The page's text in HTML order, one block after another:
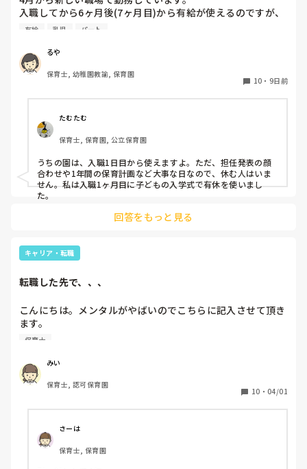
入職してから6ヶ月後(7ヶ月目)から有給が使えるのですが、
今4ヶ月。
今までは4ヶ月目から使えていたような？
皆さんのところは新しい職員はいつから有給が使用出来ます
か？
有給 乳児 パート
るや
保育士, 幼稚園教諭, 保育園
10 ・ 9日前
たむたむ
保育士, 保育園, 公立保育園
うちの園は、入職1日目から使えますよ。ただ、担任発表の顔
合わせや1年間の保育計画など大事な日なので、休む人はいま
せん。私は入職1ヶ月目に子どもの入学式で有休を使いまし
た。
回答をもっと見る
キャリア・転職
転職した先で、、、
こんにちは。メンタルがやばいのでこちらに記入させて頂き
ます。
保育士として12名定員の小規模で働いていたのですが、入籍
いと思い、他の保育園で派遣社員として働くことになりまし
た。
今日がその1日目だったのですが、正直色々なギャップや、
帰ってメンタルが崩れてしまい、涙が止まらない状態です。
もともと不安症みたいなのもあるのですが、
どうして良いか分からず悩んでいます。
まだ初日ですが、それでも明日からどうしようという気持ち
保育士
みい
保育士, 認可保育園
10 ・ 04/01
さーは
保育士, 保育園